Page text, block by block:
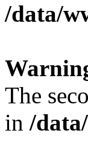
/data/
The
in /